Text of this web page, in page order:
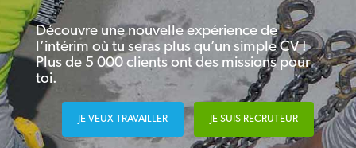
Découvre une nouvelle expérience de
l’intérim où tu seras plus qu’un simple CV !
Plus de 5 000 clients ont des missions pour
toi.
JE VEUX TRAVAILLER JE SUIS RECRUTEUR